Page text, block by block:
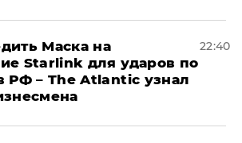
Маска на
Starlink для ударов по
РФ – The Atlantic узнал
22:40